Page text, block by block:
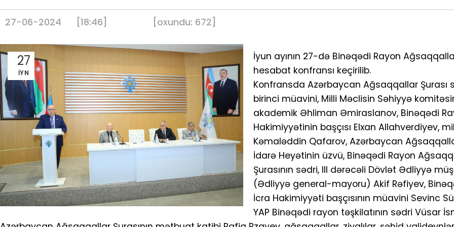
27-06-2024 [18:46] [oxundu: 672]
27
İYN
İyun ayının 27-də Binəqədi Rayon
hesabat konfransı keçirilib.
Konfransda Azərbaycan Ağsaqqallar Şurası
birinci müavini, Milli Məclisin Səhiyyə
akademik Əhliman Əmiraslanov, Binəqədi
Hakimiyyətinin başçısı Elxan Allahverdiyev,
Kəmaləddin Qafarov, Azərbaycan
İdarə Heyətinin üzvü, Binəqədi Rayon
Şurasının sədri, III dərəcəli Dövlət Ədliyyə
(Ədliyyə general-mayoru) Akif Rəfiyev,
İcra Hakimiyyəti başçısının müavini Sevinc
YAP Binəqədi rayon təşkilatının sədri Vüsar